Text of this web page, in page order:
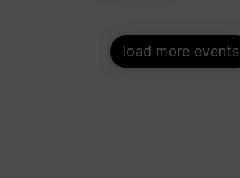
load more events